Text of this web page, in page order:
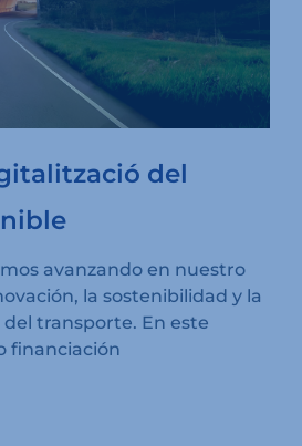
del
avanzando en nuestro
la sostenibilidad y la
transporte. En este
financiación